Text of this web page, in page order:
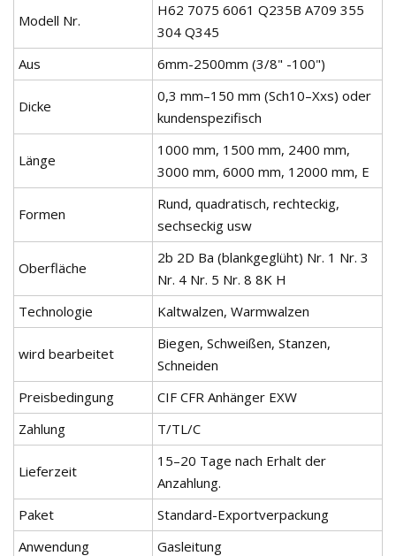
Modell Nr.
H62 7075 6061 Q235B A709 355
304 Q345
Aus
6mm-2500mm (3/8" -100")
Dicke
0,3 mm–150 mm (Sch10–Xxs) oder
kundenspezifisch
Länge
1000 mm, 1500 mm, 2400 mm,
3000 mm, 6000 mm, 12000 mm, E
Formen
Rund, quadratisch, rechteckig,
sechseckig usw
Oberfläche
2b 2D Ba (blankgeglüht) Nr. 1 Nr. 3
Nr. 4 Nr. 5 Nr. 8 8K H
Technologie
Kaltwalzen, Warmwalzen
wird bearbeitet
Biegen, Schweißen, Stanzen,
Schneiden
Preisbedingung
CIF CFR Anhänger EXW
Zahlung
T/TL/C
Lieferzeit
15–20 Tage nach Erhalt der
Anzahlung.
Paket
Standard-Exportverpackung
Anwendung
Gasleitung